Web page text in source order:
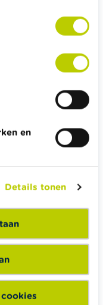
en
Details tonen
van de FOD
120 33, via het